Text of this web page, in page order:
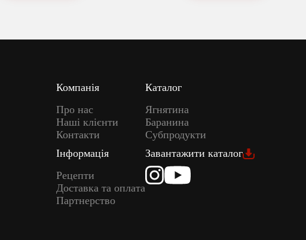
Компанія
Про нас
Наші клієнти
Контакти
Інформація
Рецепти
Доставка та оплата
Партнерство
Каталог
Ягнятина
Баранина
Субпродукти
Завантажити каталог